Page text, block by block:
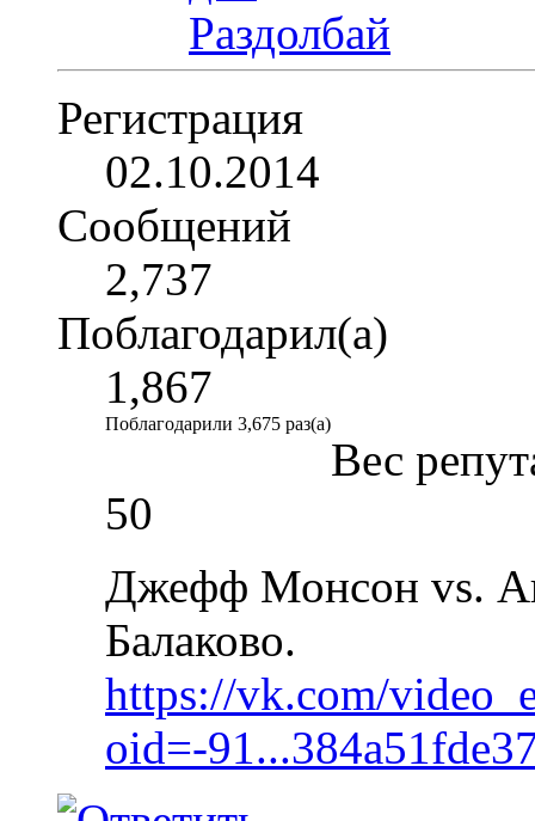
Регистрация
02.10.2014
Сообщений
2,737
Поблагодарил(а)
1,867
Поблагодарили 3,675 раз(а)
Вес
50
Джефф Монсон vs.
Балаково.
https://vk.com/
oid=-